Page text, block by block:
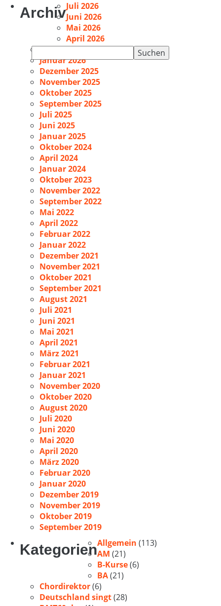
Suchen
nach:
ArchivJuli 2026
Juni 2026
Mai 2026
April 2026
Februar 2026
Januar 2026
Dezember 2025
November 2025
Oktober 2025
September 2025
Juli 2025
Juni 2025
Januar 2025
Oktober 2024
April 2024
Januar 2024
Oktober 2023
November 2022
September 2022
Mai 2022
April 2022
Februar 2022
Januar 2022
Dezember 2021
November 2021
Oktober 2021
September 2021
August 2021
Juli 2021
Juni 2021
Mai 2021
April 2021
März 2021
Februar 2021
Januar 2021
November 2020
Oktober 2020
August 2020
Juli 2020
Juni 2020
Mai 2020
April 2020
März 2020
Februar 2020
Januar 2020
Dezember 2019
November 2019
Oktober 2019
September 2019
KategorienAllgemein (113)
AM (21)
B-Kurse(6)
BA(21)
Chordirektor(6)
Deutschland singt(28)